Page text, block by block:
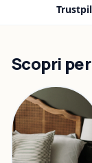
Scopri